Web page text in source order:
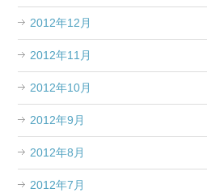
2012年12月
2012年11月
2012年10月
2012年9月
2012年8月
2012年7月